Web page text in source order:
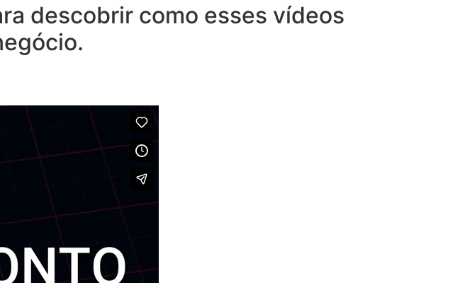
descobrir como esses vídeos